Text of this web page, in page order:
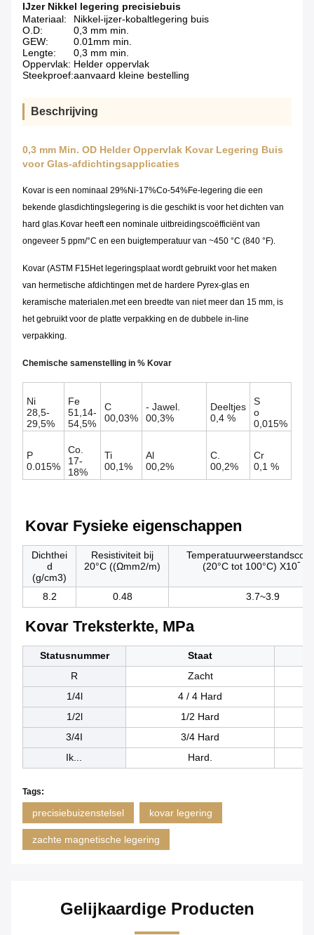
IJzer Nikkel legering precisiebuis
Materiaal:
Nikkel-ijzer-kobaltlegering buis
O.D:
0,3 mm min.
GEW:
0.01mm min.
Lengte:
0,3 mm min.
Oppervlak: Helder oppervlak
Steekproef:aanvaard kleine bestelling
Beschrijving
0,3 mm Min. OD Helder Oppervlak Kovar Legering Buis
voor Glas-afdichtingsapplicaties
Kovar is een nominaal 29%Ni-17%Co-54%Fe-legering die een
bekende glasdichtingslegering is die geschikt is voor het dichten van
hard glas.Kovar heeft een nominale uitbreidingscoëfficiënt van
ongeveer 5 ppm/°C en een buigtemperatuur van ~450 °C (840 °F).
Kovar (ASTM F15Het legeringsplaat wordt gebruikt voor het maken
van hermetische afdichtingen met de hardere Pyrex-glas en
keramische materialen.met een breedte van niet meer dan 15 mm, is
het gebruikt voor de platte verpakking en de dubbele in-line
verpakking.
Chemische samenstelling in % Kovar
Ni
28,5-
29,5%
Fe
51,14-
54,5%
C
00,03%
- Jawel.
00,3%
Deeltjes
0,4 %
S
o
0,015%
P
0.015%
Co.
17-
18%
Ti
00,1%
Al
00,2%
C.
00,2%
Cr
0,1 %
Kovar Fysieke eigenschappen
Dichthei
d
(g/cm3)
Resistiviteit bij
20°C ((Ωmm2/m)
(20°C tot 100°C) X10- 5
8.2 0.48 3.7~3.9
Kovar Treksterkte, MPa
Statusnummer
Staat
R
Zacht
1/4l
4 / 4 Hard
1/2l
1/2 Hard
3/4I
3/4 Hard
Ik...
Hard.
Tags:
precisiebuizenstelsel kovar legering
zachte magnetische legering
Gelijkaardige Producten